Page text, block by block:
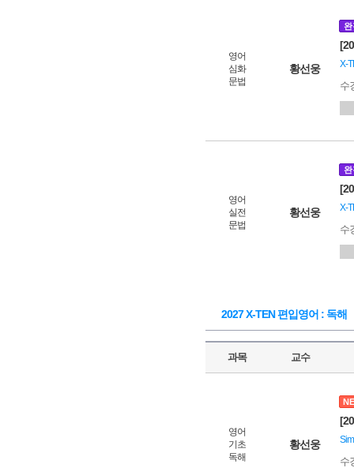
영어
심화
문법
황선웅
완
X-
수
영어
실전
문법
황선웅
완
X-
수
2027 X-TEN 편입영어 : 독해
과목 교수
영어
기초
독해
황선웅
수